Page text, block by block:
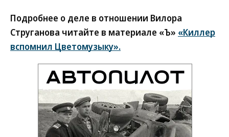
Подробнее о деле в отношении Вилора
Струганова читайте в материале «Ъ» «Киллер
вспомнил Цветомузыку».